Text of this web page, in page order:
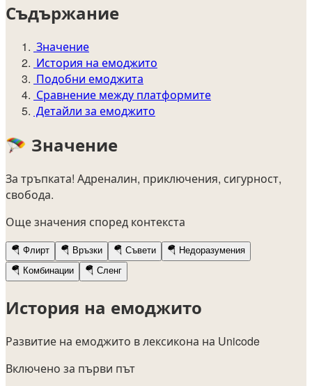
Съдържание
Значение
История на емоджито
Подобни емоджита
Сравнение между платформите
Детайли за емоджито
🪂 Значение
За тръпката! Адреналин, приключения, сигурност,
свобода.
Още значения според контекста
🪂 Флирт 🪂 Връзки 🪂 Съвети 🪂 Недоразумения
🪂 Комбинации 🪂 Сленг
История на емоджито
Развитие на емоджито в лексикона на Unicode
Включено за първи път